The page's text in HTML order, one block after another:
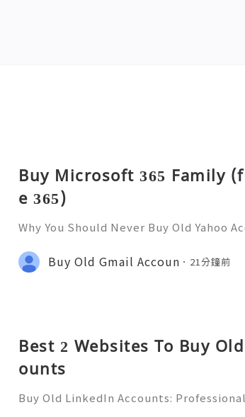
Buy Microsoft 365 Family
e 365)
Why You Should Never Buy Old Yahoo
onal communication, business
ccount recovery. Because of
Buy Old Gmail Accoun 21分鐘前
Best 2 Websites To Buy
ounts
Buy Old LinkedIn Accounts: